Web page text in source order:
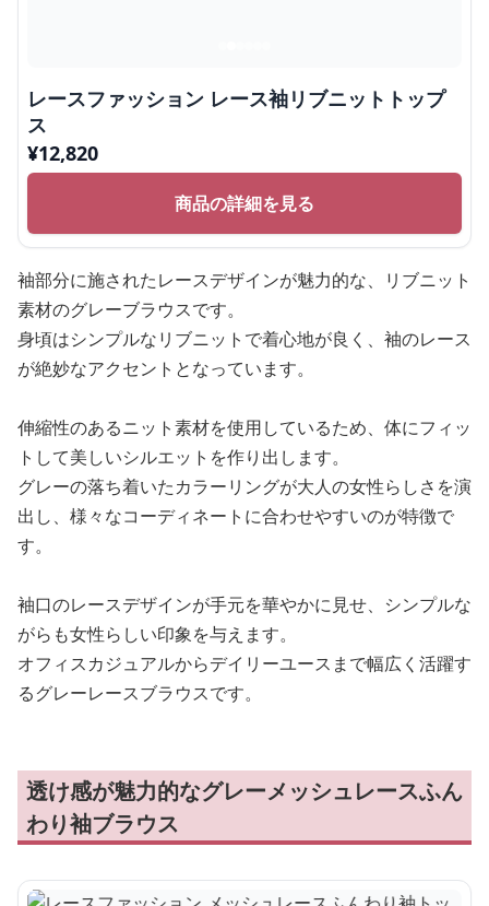
レースファッション レース袖リブニットトップ
ス
¥12,820
商品の詳細を見る
袖部分に施されたレースデザインが魅力的な、リブニット
素材のグレーブラウスです。
身頃はシンプルなリブニットで着心地が良く、袖のレース
が絶妙なアクセントとなっています。
伸縮性のあるニット素材を使用しているため、体にフィッ
トして美しいシルエットを作り出します。
グレーの落ち着いたカラーリングが大人の女性らしさを演
出し、様々なコーディネートに合わせやすいのが特徴で
す。
袖口のレースデザインが手元を華やかに見せ、シンプルな
がらも女性らしい印象を与えます。
オフィスカジュアルからデイリーユースまで幅広く活躍す
るグレーレースブラウスです。
透け感が魅力的なグレーメッシュレースふん
わり袖ブラウス